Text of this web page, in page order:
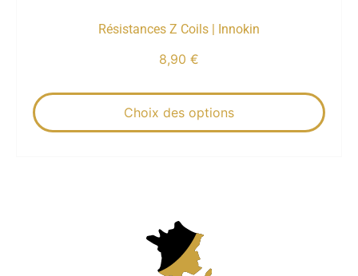
Résistances Z Coils | Innokin
8,90 €
Choix des options